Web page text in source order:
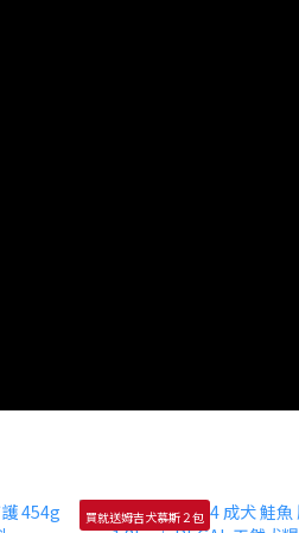
買就送姆吉犬慕斯２包